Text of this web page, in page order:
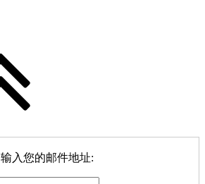
输入您的邮件地址: